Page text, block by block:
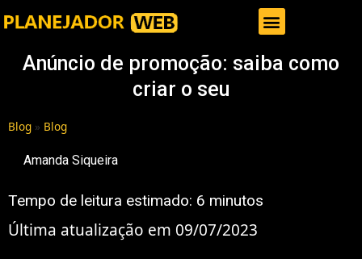
Anúncio de promoção: saiba como
criar o seu
Blog » Blog
Amanda Siqueira
Tempo de leitura estimado: 6 minutos
Última atualização em 09/07/2023